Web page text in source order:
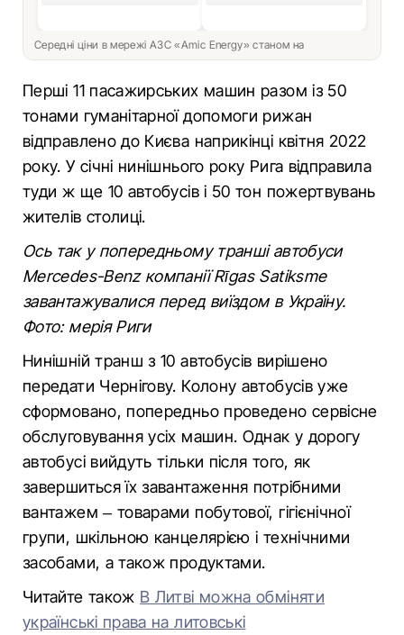
Середні ціни в мережі АЗС «Amic Energy» станом на
Перші 11 пасажирських машин разом із 50
тонами гуманітарної допомоги рижан
відправлено до Києва наприкінці квітня 2022
року. У січні нинішнього року Рига відправила
туди ж ще 10 автобусів і 50 тон пожертвувань
жителів столиці.
Ось так у попередньому транші автобуси
Mercedes-Benz компанії Rīgas Satiksme
завантажувалися перед виїздом в Україну.
Фото: мерія Риги
Нинішній транш з 10 автобусів вирішено
передати Чернігову. Колону автобусів уже
сформовано, попередньо проведено сервісне
обслуговування усіх машин. Однак у дорогу
автобусі вийдуть тільки після того, як
завершиться їх завантаження потрібними
вантажем – товарами побутової, гігієнічної
групи, шкільною канцелярією і технічними
засобами, а також продуктами.
Читайте також В Литві можна обміняти
українські права на литовські